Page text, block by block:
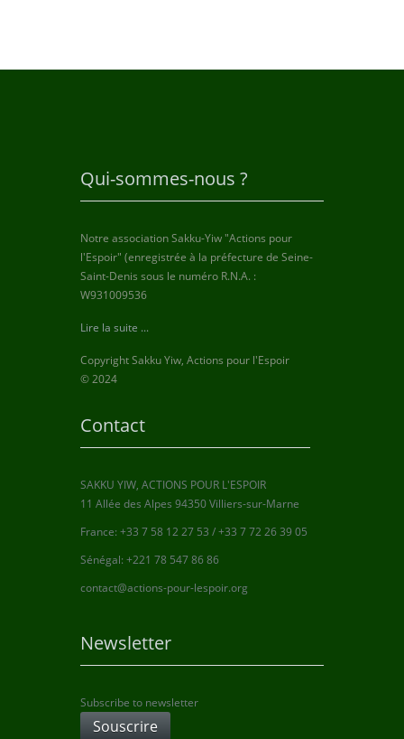
Qui-sommes-nous ?
Notre association Sakku-Yiw "Actions pour
l'Espoir" (enregistrée à la préfecture de Seine-
Saint-Denis sous le numéro R.N.A. :
W931009536
Lire la suite ...
Copyright Sakku Yiw, Actions pour l'Espoir
© 2024
Contact
SAKKU YIW, ACTIONS POUR L'ESPOIR
11 Allée des Alpes 94350 Villiers-sur-Marne
France: +33 7 58 12 27 53 / +33 7 72 26 39 05
Sénégal: +221 78 547 86 86
contact@actions-pour-lespoir.org
Newsletter
Subscribe to newsletter